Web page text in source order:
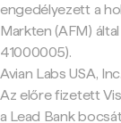
engedélyezett a
Markten (AFM)
41000005).
Avian Labs USA,
Az előre fizetett
a Lead Bank